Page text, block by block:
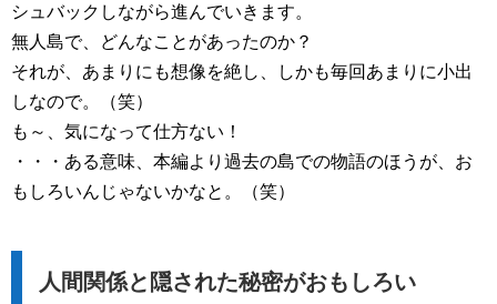
シュバックしながら進んでいきます。
無人島で、どんなことがあったのか？
それが、あまりにも想像を絶し、しかも毎回あまりに小出
しなので。（笑）
も～、気になって仕方ない！
・・・ある意味、本編より過去の島での物語のほうが、お
もしろいんじゃないかなと。（笑）
人間関係と隠された秘密がおもしろい